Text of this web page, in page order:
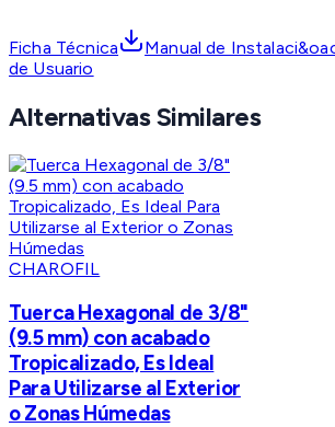
Ficha Técnica Manual de
de Usuario
Alternativas Similares
CHAROFIL
Tuerca Hexagonal de 3/8"
(9.5 mm) con acabado
Tropicalizado, Es Ideal
Para Utilizarse al Exterior
o Zonas Húmedas